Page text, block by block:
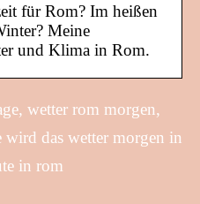
für Rom? Im heißen
Meine
und Klima in Rom.
wetter rom morgen,
das wetter morgen in
in rom